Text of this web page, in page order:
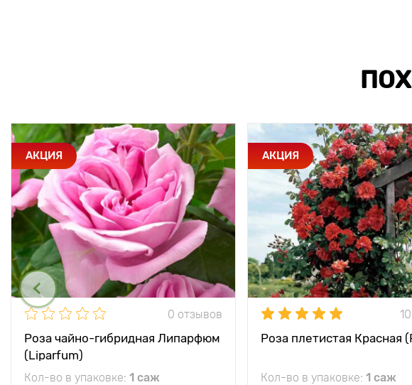
АКЦИЯ
0 отзывов
Роза чайно-гибридная Липарфюм
(Liparfum)
Кол-во в упаковке: 1 саж
АКЦИЯ
Роза плетистая Красная
Кол-во в упаковке: 1 саж